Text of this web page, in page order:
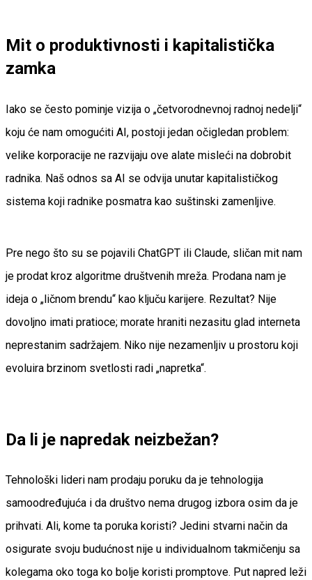
Mit o produktivnosti i kapitalistička
zamka
Iako se često pominje vizija o „četvorodnevnoj radnoj nedelji“
koju će nam omogućiti AI, postoji jedan očigledan problem:
velike korporacije ne razvijaju ove alate misleći na dobrobit
radnika. Naš odnos sa AI se odvija unutar kapitalističkog
sistema koji radnike posmatra kao suštinski zamenljive.
Pre nego što su se pojavili ChatGPT ili Claude, sličan mit nam
je prodat kroz algoritme društvenih mreža. Prodana nam je
ideja o „ličnom brendu“ kao ključu karijere. Rezultat? Nije
dovoljno imati pratioce; morate hraniti nezasitu glad interneta
neprestanim sadržajem. Niko nije nezamenljiv u prostoru koji
evoluira brzinom svetlosti radi „napretka“.
Da li je napredak neizbežan?
Tehnološki lideri nam prodaju poruku da je tehnologija
samoodređujuća i da društvo nema drugog izbora osim da je
prihvati. Ali, kome ta poruka koristi? Jedini stvarni način da
osigurate svoju budućnost nije u individualnom takmičenju sa
kolegama oko toga ko bolje koristi promptove. Put napred leži